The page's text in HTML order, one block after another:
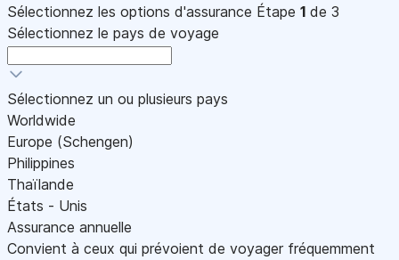
Sélectionnez les options d'assurance Étape 1 de 3
Sélectionnez le pays de voyage
Sélectionnez un ou plusieurs pays
Worldwide
Europe (Schengen)
Philippines
Thaïlande
États - Unis
Assurance annuelle
Convient à ceux qui prévoient de voyager fréquemment